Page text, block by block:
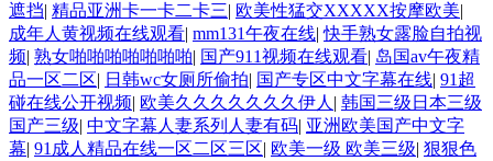
遮挡| 精品亚洲卡一卡二卡三| 欧美性猛交XXXXX按摩欧美|
成年人黄视频在线观看| mm131午夜在线|快手熟女露脸自拍视
频| 熟女啪啪啪啪啪啪啪| 国产911视频在线观看| 岛国av午夜精
品一区二区| 日韩wc女厕所偷拍| 国产专区中文字幕在线| 91超
碰在线公开视频| 欧美久久久久久久久伊人 | 韩国三级日本三级
国产三级| 中文字幕人妻系列人妻有码| 亚洲欧美国产中文字
幕| 91成人精品在线一区二区三区| 欧美一级 欧美三级| 狠狠色